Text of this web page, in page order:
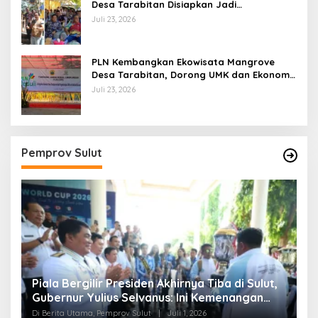
Desa Tarabitan Disiapkan Jadi
Percontohan Ekowisata Berdaya Saing
Juli 23, 2026
PLN Kembangkan Ekowisata Mangrove
Desa Tarabitan, Dorong UMK dan Ekonomi
Berkelanjutan di Likupang
Juli 23, 2026
Pemprov Sulut
Piala Bergilir Presiden Akhirnya Tiba di Sulut,
Gubernur Yulius Selvanus: Ini Kemenangan
Seluruh Masyarakat
Di Berita Utama, Pemprov Sulut Juli 1, 2026